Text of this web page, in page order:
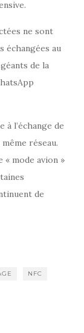
ne sont
échangées au
de la
l’échange de
réseau.
mode avion »
de
NFC